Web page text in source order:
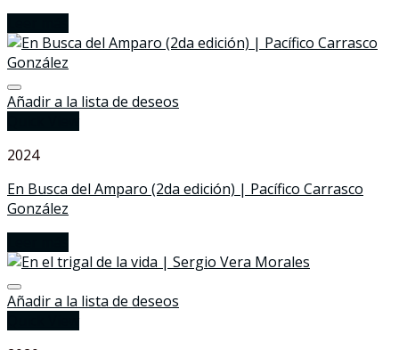
Añadir a la lista de deseos
2024
En Busca del Amparo (2da edición) | Pacífico Carrasco
González
Añadir a la lista de deseos